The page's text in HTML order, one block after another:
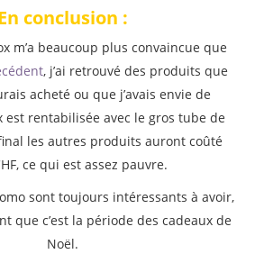
conclusion :
m’a beaucoup plus convaincue que
, j’ai retrouvé des produits que
acheté ou que j’avais envie de
est rentabilisée avec le gros tube de
les autres produits auront coûté
ce qui est assez pauvre.
sont toujours intéressants à avoir,
que c’est la période des cadeaux de
Noël.